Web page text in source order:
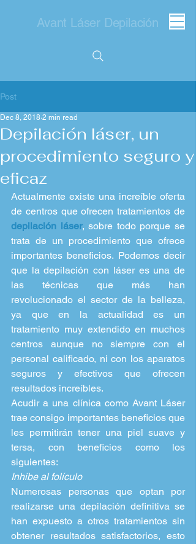
Avant Láser Depilación
Post
Depilación láser, un
procedimiento seguro y
eficaz
Dec 8, 2018 2 min read
Actualmente existe una increíble oferta
depilación láser, sobre todo porque se
trata de un procedimiento que ofrece
importantes beneficios. Podemos decir
que la depilación con láser es una de
las técnicas que más han
revolucionado el sector de la belleza,
ya que en la actualidad es un
tratamiento muy extendido en muchos
centros aunque no siempre con el
personal calificado, ni con los aparatos
seguros y efectivos que ofrecen
resultados increíbles.
Acudir a una clínica como Avant Láser
trae consigo importantes beneficios que
les permitirán tener una piel suave y
tersa, con beneficios como los
siguientes:
Inhibe al folículo
Numerosas personas que optan por
realizarse una depilación definitiva se
han expuesto a otros tratamientos sin
obtener resultados satisfactorios, esto